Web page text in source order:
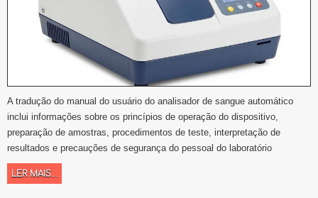
A tradução do manual do usuário do analisador de sangue automático
inclui informações sobre os princípios de operação do dispositivo,
preparação de amostras, procedimentos de teste, interpretação de
resultados e precauções de segurança do pessoal do laboratório
LER MAIS...